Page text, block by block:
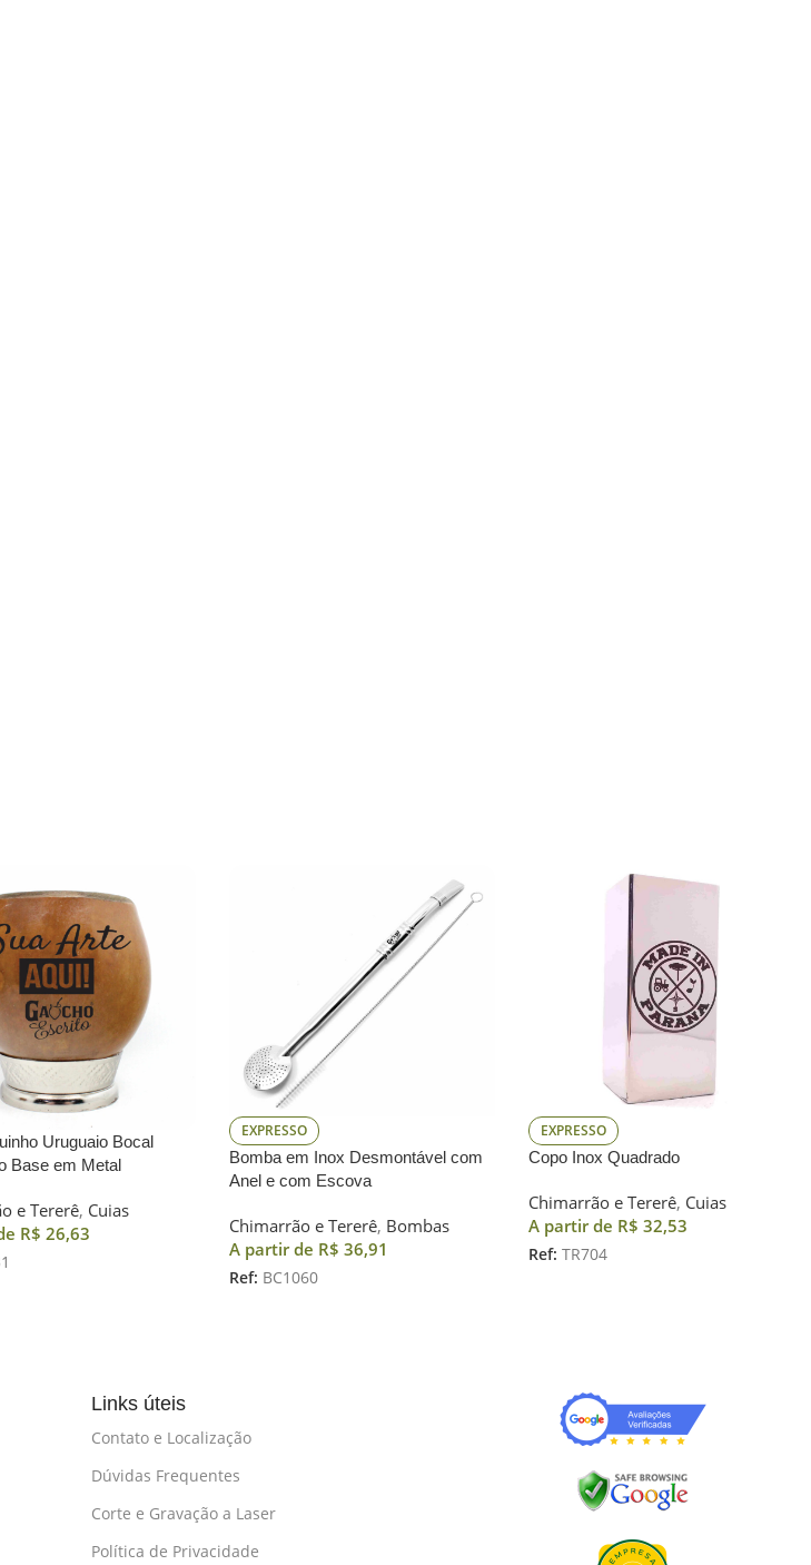
Uruguaio Bocal
Base em Metal
e Tererê, Cuias
R$ 26,63
EXPRESSO
Bomba em Inox Desmontável com
Anel e com Escova
Chimarrão e Tererê, Bombas
A partir de R$ 36,91
Ref: BC1060
EXPRESSO
Copo Inox Quadrado
Chimarrão e Tererê, Cuias
A partir de R$ 32,53
Ref:TR704
Links úteis
Contato e Localização
Dúvidas Frequentes
Corte e Gravação a Laser
Política de Privacidade